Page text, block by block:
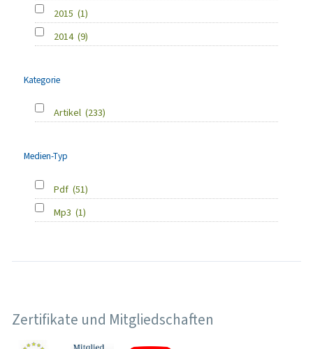
2015 (1)
2014 (9)
Kategorie
Artikel (233)
Medien-Typ
Pdf (51)
Mp3 (1)
Zertifikate und Mitgliedschaften